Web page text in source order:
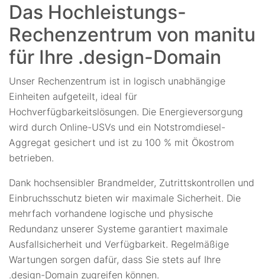
Das Hochleistungs-
Rechenzentrum von manitu
für Ihre .design-Domain
Unser Rechenzentrum ist in logisch unabhängige
Einheiten aufgeteilt, ideal für
Hochverfügbarkeitslösungen. Die Energieversorgung
wird durch Online-USVs und ein Notstromdiesel-
Aggregat gesichert und ist zu 100 % mit Ökostrom
betrieben.
Dank hochsensibler Brandmelder, Zutrittskontrollen und
Einbruchsschutz bieten wir maximale Sicherheit. Die
mehrfach vorhandene logische und physische
Redundanz unserer Systeme garantiert maximale
Ausfallsicherheit und Verfügbarkeit. Regelmäßige
Wartungen sorgen dafür, dass Sie stets auf Ihre
.design-Domain zugreifen können.